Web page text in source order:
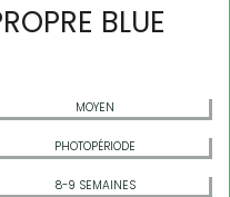
BLUE
MOYEN
PHOTOPÉRIODE
8-9 SEMAINES